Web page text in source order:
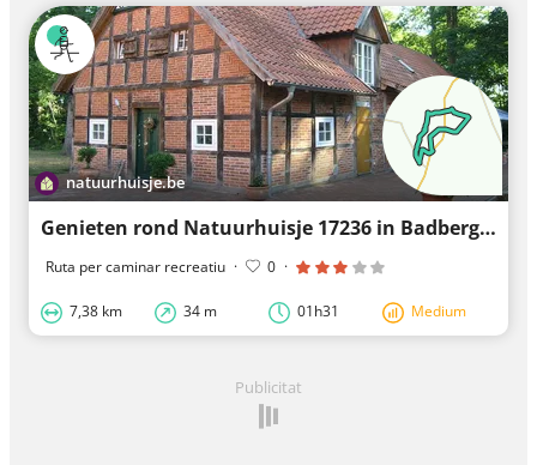
natuurhuisje.be
Genieten rond Natuurhuisje 17236 in Badbergen
Ruta per caminar recreatiu · 0 ·
7,38 km 34 m 01h31 Medium
Publicitat